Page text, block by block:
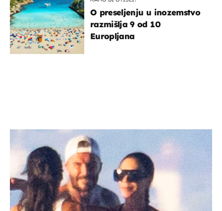
O preseljenju u inozemstvo
razmišlja 9 od 10
Europljana